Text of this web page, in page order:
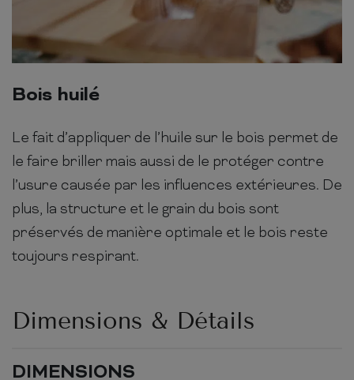
Bois huilé
Le fait d’appliquer de l’huile sur le bois permet de
le faire briller mais aussi de le protéger contre
l’usure causée par les influences extérieures. De
plus, la structure et le grain du bois sont
préservés de manière optimale et le bois reste
toujours respirant.
Dimensions & Détails
DIMENSIONS